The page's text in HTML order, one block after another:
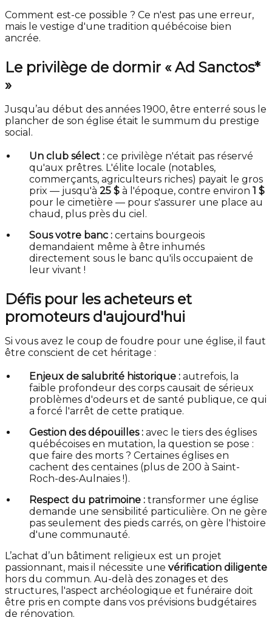
Comment est-ce possible ? Ce n'est pas une erreur,
mais le vestige d'une tradition québécoise bien
ancrée.
Le privilège de dormir « Ad Sanctos*
»
Jusqu’au début des années 1900, être enterré sous le
plancher de son église était le summum du prestige
social.
Un club sélect : ce privilège n'était pas réservé
qu'aux prêtres. L'élite locale (notables,
commerçants, agriculteurs riches) payait le gros
prix — jusqu'à 25 $ à l'époque, contre environ 1 $
pour le cimetière — pour s'assurer une place au
chaud, plus près du ciel.
Sous votre banc : certains bourgeois
demandaient même à être inhumés
directement sous le banc qu'ils occupaient de
leur vivant !
Défis pour les acheteurs et
promoteurs d'aujourd'hui
Si vous avez le coup de foudre pour une église, il faut
être conscient de cet héritage :
Enjeux de salubrité historique : autrefois, la
faible profondeur des corps causait de sérieux
problèmes d'odeurs et de santé publique, ce qui
a forcé l'arrêt de cette pratique.
Gestion des dépouilles : avec le tiers des églises
québécoises en mutation, la question se pose :
que faire des morts ? Certaines églises en
cachent des centaines (plus de 200 à Saint-
Roch-des-Aulnaies !).
Respect du patrimoine : transformer une église
demande une sensibilité particulière. On ne gère
pas seulement des pieds carrés, on gère l'histoire
d'une communauté.
L’achat d’un bâtiment religieux est un projet
passionnant, mais il nécessite une vérification diligente
hors du commun. Au-delà des zonages et des
structures, l'aspect archéologique et funéraire doit
être pris en compte dans vos prévisions budgétaires
de rénovation.